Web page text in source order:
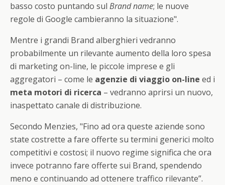
basso costo puntando sul Brand name; le nuove
regole di Google cambieranno la situazione".
Mentre i grandi Brand alberghieri vedranno
probabilmente un rilevante aumento della loro spesa
di marketing on-line, le piccole imprese e gli
aggregatori – come le agenzie di viaggio on-line ed i
meta motori di ricerca – vedranno aprirsi un nuovo,
inaspettato canale di distribuzione.
Secondo Menzies, "Fino ad ora queste aziende sono
state costrette a fare offerte su termini generici molto
competitivi e costosi; il nuovo regime significa che ora
invece potranno fare offerte sui Brand, spendendo
meno e continuando ad ottenere traffico rilevante”.